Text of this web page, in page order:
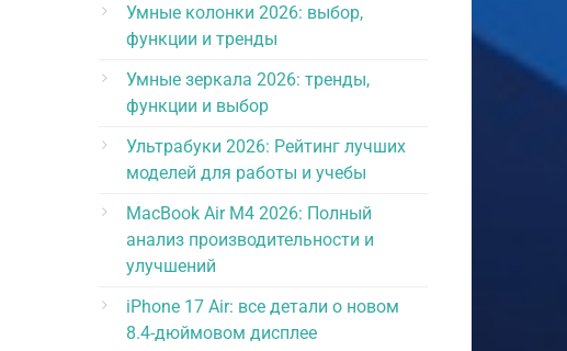
Умные колонки 2026: выбор,
функции и тренды
Умные зеркала 2026: тренды,
функции и выбор
Ультрабуки 2026: Рейтинг лучших
моделей для работы и учебы
MacBook Air M4 2026: Полный
анализ производительности и
улучшений
iPhone 17 Air: все детали о новом
8.4-дюймовом дисплее